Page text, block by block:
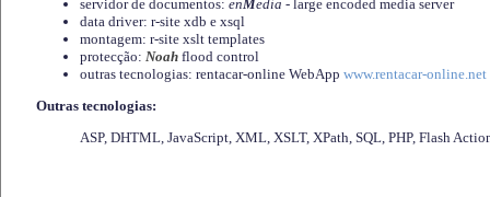
servidor de documentos: enMedia - large encoded media server
data driver: r-site xdb e xsql
montagem: r-site xslt templates
protecção: Noah flood control
outras tecnologias: rentacar-online WebApp www.rentacar-online.net
Outras tecnologias:
ASP, DHTML, JavaScript, XML, XSLT, XPath, SQL, PHP, Flash